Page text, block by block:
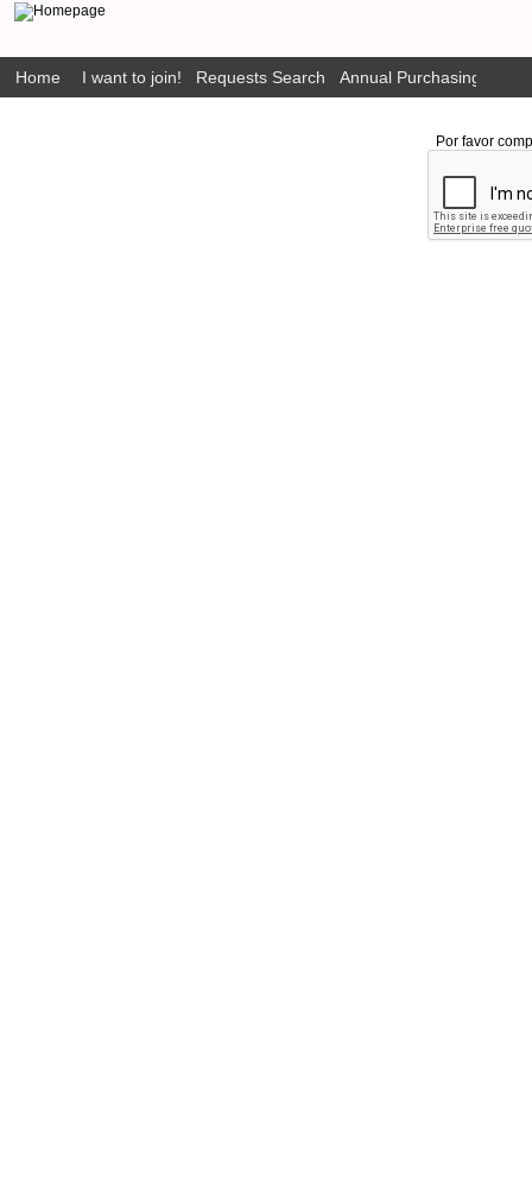
Home I want to join! Requests Search Annual Purchasing Plan
Por favor